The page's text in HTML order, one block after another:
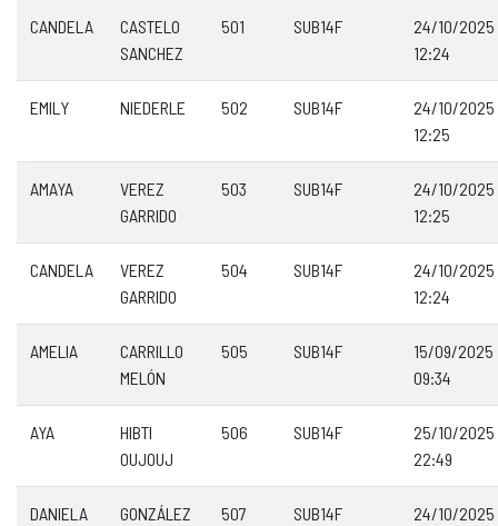
CANDELA
CASTELO
SANCHEZ
501 SUB14F
24/10/2025
12:24
EMILY NIEDERLE 502 SUB14F
24/10/2025
12:25
AMAYA
VEREZ
GARRIDO
503 SUB14F
24/10/2025
12:25
CANDELA
VEREZ
GARRIDO
504 SUB14F
24/10/2025
12:24
AMELIA
CARRILLO
MELÓN
505 SUB14F
15/09/2025
09:34
AYA
HIBTI
OUJOUJ
506 SUB14F
25/10/2025
22:49
DANIELA GONZÁLEZ 507 SUB14F 24/10/2025